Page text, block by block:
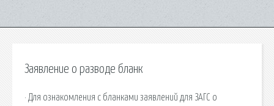
Заявление о разводе бланк
· Для ознакомления с бланками заявлений для ЗАГС о